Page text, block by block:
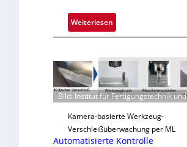
Weiterlesen:
Z
v
r
l
s
Bild: Institut für Fertigungstechnik und
Kamera-basierte Werkzeug-
Verschleißüberwachung per ML
Automatisierte Kontrolle